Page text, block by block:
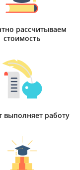
рассчитываем
стоимость
выполняет работу